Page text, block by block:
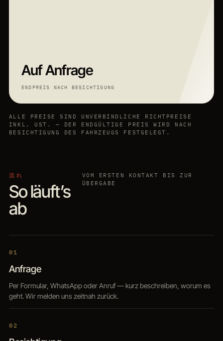
Auf Anfrage
ENDPREIS NACH BESICHTIGUNG
ALLE PREISE SIND UNVERBINDLICHE RICHTPREISE
INKL. UST. — DER ENDGÜLTIGE PREIS WIRD NACH
BESICHTIGUNG DES FAHRZEUGS FESTGELEGT.
流れ
So läuft’s
ab
VOM ERSTEN KONTAKT BIS ZUR
ÜBERGABE
01
Anfrage
Per Formular, WhatsApp oder Anruf — kurz beschreiben, worum es
geht. Wir melden uns zeitnah zurück.
02